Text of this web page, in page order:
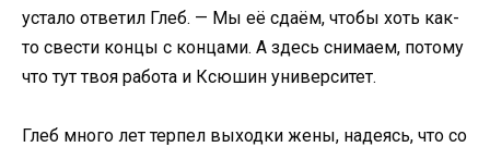
устало ответил Глеб. — Мы её сдаём, чтобы хоть как-
то свести концы с концами. А здесь снимаем, потому
что тут твоя работа и Ксюшин университет.
Глеб много лет терпел выходки жены, надеясь, что со